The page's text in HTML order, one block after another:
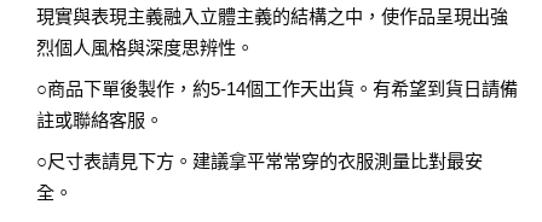
現實與表現主義融入立體主義的結構之中，使作品呈現出強
烈個人風格與深度思辨性。
○商品下單後製作，約5-14個工作天出貨。有希望到貨日請備
註或聯絡客服。
○尺寸表請見下方。建議拿平常常穿的衣服測量比對最安
全。